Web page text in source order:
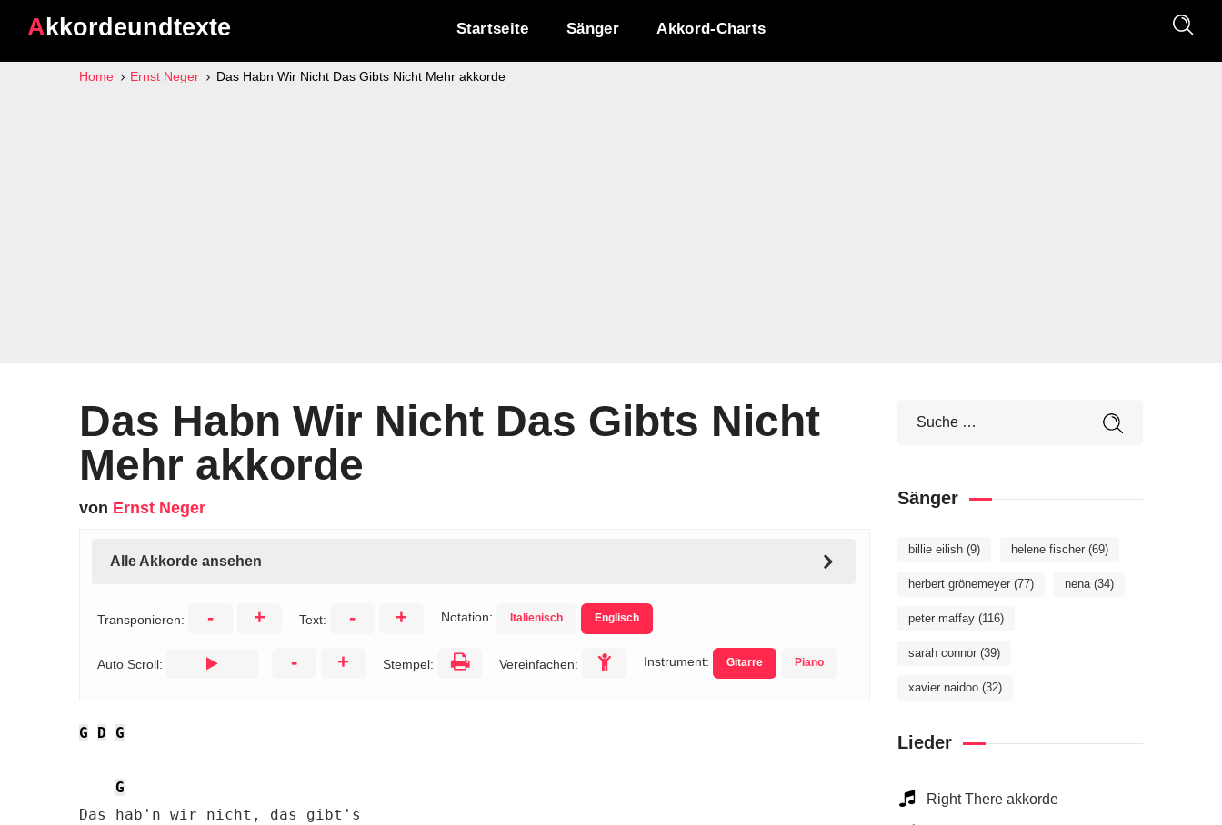
Akkordeundtexte Startseite Sänger Akkord-Charts
Home Ernst Neger Das Habn Wir Nicht Das Gibts Nicht Mehr akkorde
Das Habn Wir Nicht Das Gibts Nicht
Mehr akkorde
von Ernst Neger
Alle Akkorde ansehen
Transponieren: - + Text: - + Notation: Italienisch Englisch
Auto Scroll: - + Stempel: Vereinfachen: Instrument: Gitarre Piano
G D G
G
Das hab'n wir nicht, das gibt's
Sänger
billie eilish (9) helene fischer (69)
herbert grönemeyer (77) nena(34)
peter maffay (116)
sarah connor (39)
xavier naidoo (32)
Lieder
Right There akkorde